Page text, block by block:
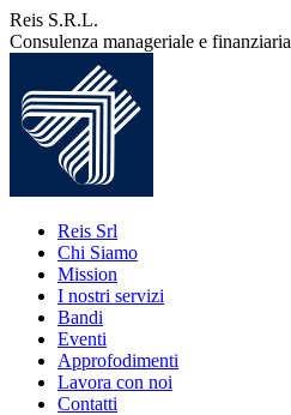
Vai
ai
Reis S.R.L.
Consulenza manageriale e finanziaria
Reis Srl
Chi Siamo
Mission
I nostri servizi
Bandi
Eventi
Approfodimenti
Lavora con noi
Contatti